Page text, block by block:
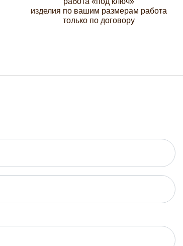
изделия по вашим размерам работа
только по договору